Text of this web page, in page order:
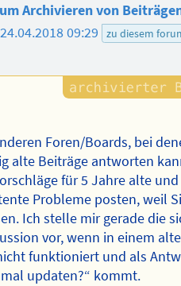
Archivieren von
24.04.2018 09:29 zu diesem
Foren/Boards, bei
alte Beiträge antworten
für 5 Jahre alte
Probleme posten, weil
Ich stelle mir gerade die
vor, wenn in einem
funktioniert und als
updaten?“ kommt.